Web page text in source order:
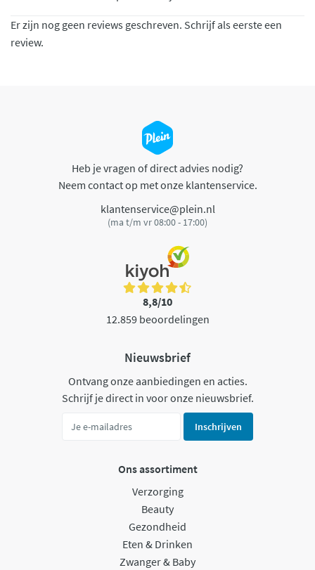
Er zijn nog geen reviews geschreven. Schrijf als eerste een
review.
Heb je vragen of direct advies nodig?
Neem contact op met onze klantenservice.
klantenservice@plein.nl
(ma t/m vr 08:00 - 17:00)
8,8/10
12.859 beoordelingen
Nieuwsbrief
Ontvang onze aanbiedingen en acties.
Schrijf je direct in voor onze nieuwsbrief.
Inschrijven
Ons assortiment
Verzorging
Beauty
Gezondheid
Eten & Drinken
Zwanger & Baby